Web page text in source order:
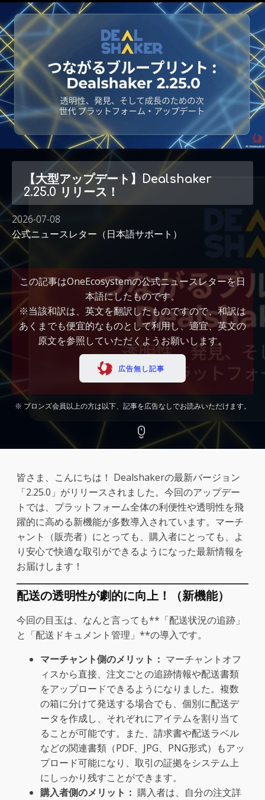
【大型アップデート】Dealshaker
2.25.0 リリース！
2026-07-08
公式ニュースレター（日本語サポート）
この記事はOneEcosystemの公式ニュースレターを日
本語にしたものです。
※当該和訳は、英文を翻訳したものですので、和訳は
あくまでも便宜的なものとして利用し、適宜、英文の
原文を参照していただくようお願いします。
広告無し記事
※ ブロンズ会員以上の方は以下、記事を広告なしでお読みいただけます。
皆さま、こんにちは！ Dealshakerの最新バージョン
「2.25.0」がリリースされました。今回のアップデー
トでは、プラットフォーム全体の利便性や透明性を飛
躍的に高める新機能が多数導入されています。マーチ
ャント（販売者）にとっても、購入者にとっても、よ
り安心で快適な取引ができるようになった最新情報を
お届けします！
配送の透明性が劇的に向上！（新機能）
今回の目玉は、なんと言っても**「配送状況の追跡」
と「配送ドキュメント管理」**の導入です。
マーチャント側のメリット： マーチャントオフ
ィスから直接、注文ごとの追跡情報や配送書類
をアップロードできるようになりました。複数
の箱に分けて発送する場合でも、個別に配送デ
ータを作成し、それぞれにアイテムを割り当て
ることが可能です。また、請求書や配送ラベル
などの関連書類（PDF、JPG、PNG形式）もアッ
プロード可能になり、取引の証拠をシステム上
にしっかり残すことができます。
購入者側のメリット： 購入者は、自分の注文詳